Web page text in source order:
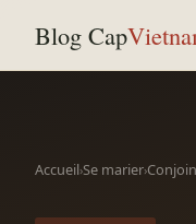
Blog Cap
Accueil›Se marier›